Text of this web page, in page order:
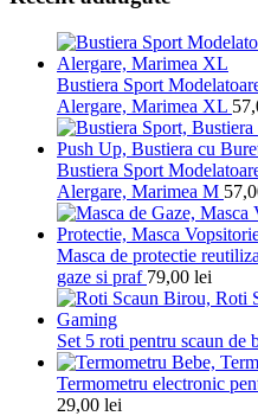
Bustiera Sport
Alergare, Marimea XL
Bustiera Sport
Alergare, Marimea M
Masca de protectie
gaze si praf 79,00 lei
Set 5 roti pentru scaun de
Termometru electronic
29,00 lei